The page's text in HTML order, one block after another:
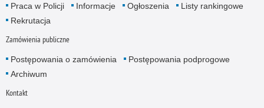
Praca w Policji Informacje Ogłoszenia
Listy rankingowe
Rekrutacja
Zamówienia publiczne
Postępowania o zamówienia
Postępowania podprogowe
Archiwum
Kontakt